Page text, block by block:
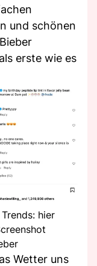
und schönen
erste wie es
hier
Wetter uns